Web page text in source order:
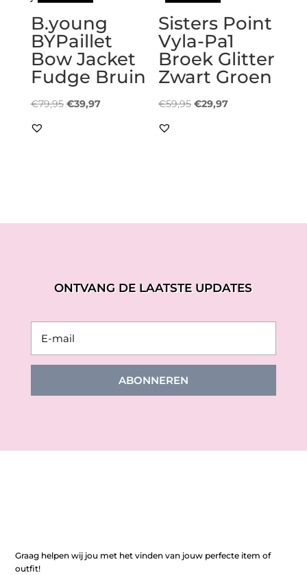
B.young
BYPaillet
Bow Jacket
Fudge Bruin
€79,95 Oorspronkelijke
€39,97Huidige
Sisters Point
Vyla-Pa1
Broek Glitter
Zwart Groen
€59,95 Oorspronkelijke
€29,97Huidige
ONTVANG DE LAATSTE UPDATES
ABONNEREN
Graag helpen wij jou met het vinden van jouw perfecte item of
outfit!